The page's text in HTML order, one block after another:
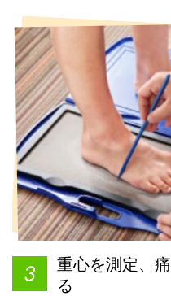
重心を測定、
る